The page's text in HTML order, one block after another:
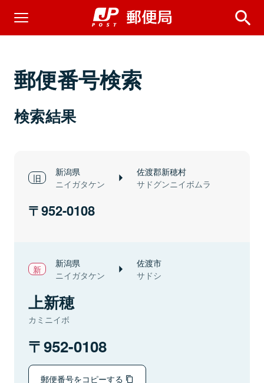
郵便番号検索
検索結果
新潟県
ニイガタケン
佐渡郡新穂村
サドグンニイボムラ
952-0108
新潟県
ニイガタケン
佐渡市
サドシ
上新穂
カミニイボ
952-0108
郵便番号をコピーする